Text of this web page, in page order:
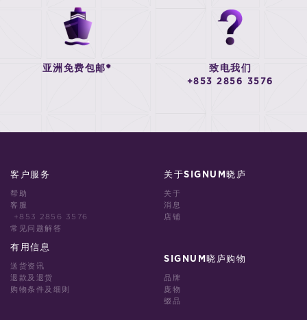
亚洲免费包邮* 致电我们
+853 2856 3576
客户服务
帮助
客服
+853 2856 3576
常见问题解答
有用信息
送货资讯
退款及退货
购物条件及细则
关于SIGNUM晓庐
关于
消息
店铺
SIGNUM晓庐购物
品牌
庞物
缀品